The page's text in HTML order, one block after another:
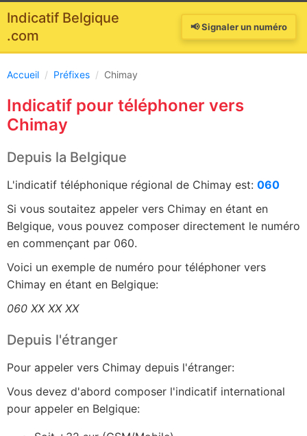
Indicatif Belgique
.com
📢 Signaler un numéro
Accueil / Préfixes / Chimay
Indicatif pour téléphoner vers
Chimay
Depuis la Belgique
L'indicatif téléphonique régional de Chimay est: 060
Si vous soutaitez appeler vers Chimay en étant en
Belgique, vous pouvez composer directement le numéro
en commençant par 060.
Voici un exemple de numéro pour téléphoner vers
Chimay en étant en Belgique:
060 XX XX XX
Depuis l'étranger
Pour appeler vers Chimay depuis l'étranger:
Vous devez d'abord composer l'indicatif international
pour appeler en Belgique: